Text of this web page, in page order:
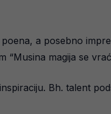
a posebno
“Musina magija se
Bh. talent